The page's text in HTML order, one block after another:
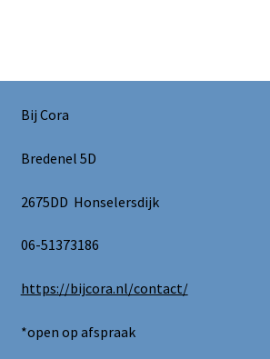
Bij Cora
Bredenel 5D
2675DD Honselersdijk
06-51373186
https://bijcora.nl/contact/
*open op afspraak